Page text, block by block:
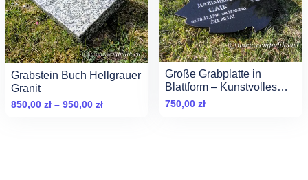
Grabstein Buch Hellgrauer
Granit
850,00 zł – 950,00 złZakres
Große Grabplatte in
Blattform – Kunstvolles
Gedenken
750,00 zł